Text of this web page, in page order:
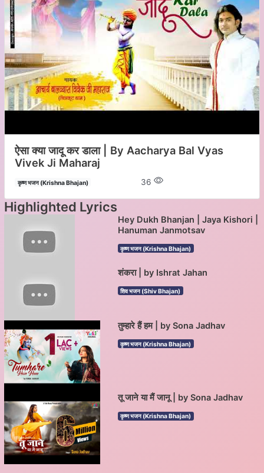
ऐसा क्या जादू कर डाला | By Aacharya Bal Vyas
Vivek Ji Maharaj
कृष्ण भजन (Krishna Bhajan) 36
Highlighted Lyrics
Hey Dukh Bhanjan | Jaya Kishori |
Hanuman Janmotsav
कृष्ण भजन (Krishna Bhajan)
शंकरा | by Ishrat Jahan
शिव भजन (Shiv Bhajan)
तुम्हारे हैं हम | by Sona Jadhav
कृष्ण भजन (Krishna Bhajan)
तू जाने या मैं जानू | by Sona Jadhav
कृष्ण भजन (Krishna Bhajan)